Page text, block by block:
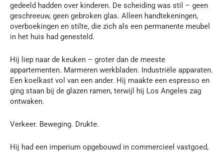
gedeeld hadden over kinderen. De scheiding was stil – geen
geschreeuw, geen gebroken glas. Alleen handtekeningen,
overboekingen en stilte, die zich als een permanente meubel
in het huis had genesteld.
Hij liep naar de keuken – groter dan de meeste
appartementen. Marmeren werkbladen. Industriële apparaten.
Een koelkast vol van een ander. Hij maakte een espresso en
ging staan bij de glazen ramen, terwijl hij Los Angeles zag
ontwaken.
Verkeer. Beweging. Drukte.
Hij had een imperium opgebouwd in commercieel vastgoed,